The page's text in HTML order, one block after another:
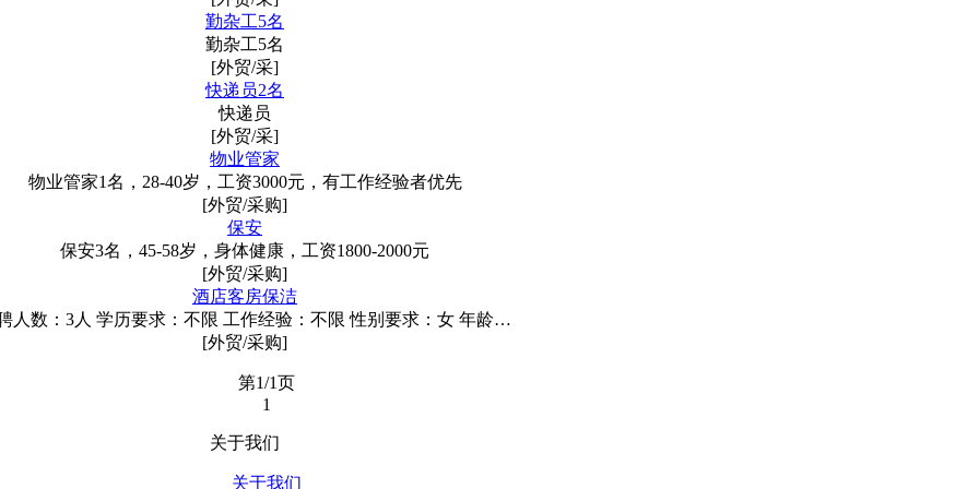
勤杂工5名
勤杂工5名
[外贸/采]
快递员2名
快递员
[外贸/采]
物业管家
物业管家1名，28-40岁，工资3000元，有工作经验者优先
[外贸/采购]
保安
保安3名，45-58岁，身体健康，工资1800-2000元
[外贸/采购]
酒店客房保洁
人数：3人 学历要求：不限 工作经验：不限 性别要求：女 年龄…
[外贸/采购]
第1/1页
1
关于我们
关于我们